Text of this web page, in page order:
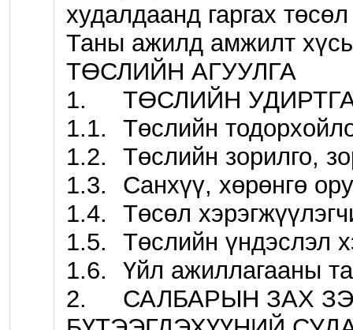
худалдаанд гаргах
Таны ажилд амжилт
ТӨСЛИЙН АГУУЛГА
1.	ТӨСЛИЙН УДИРТГАЛ ХЭСЭГ
1.1.	Төслийн тодорхойлолт
1.2.	Төслийн зорилго, зорилтууд
1.3.	Санхүү, хөрөнгө оруулалтын төлөвлөлт
1.4.	Төсөл хэрэгжүүлэгчийн товч танилцуулга
1.5.	Төслийн үндэслэл хэрэгцээ шаардлага
1.6.	Үйл ажиллагааны танилцуулга
2.	САЛБАРЫН ЗАХ ЗЭЭЛИЙН БОЛОН